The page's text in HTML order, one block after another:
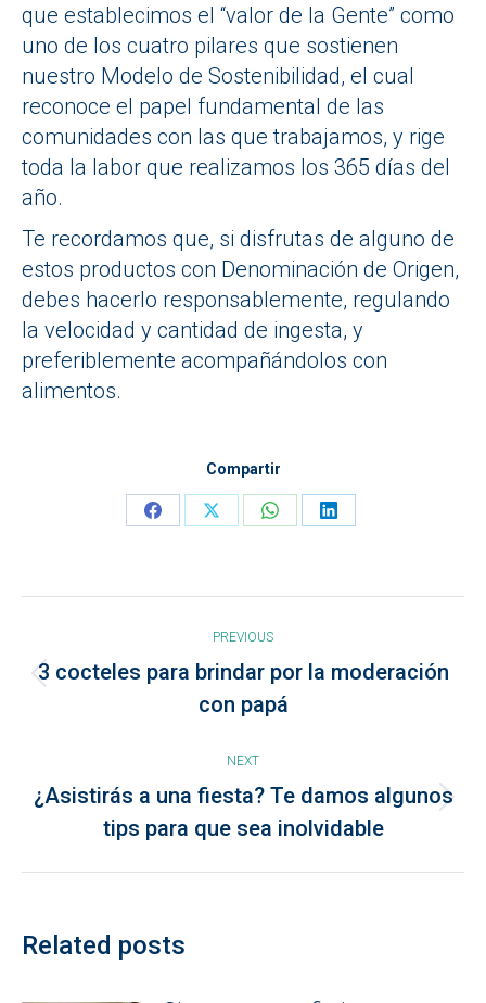
que establecimos el “valor de la Gente” como
uno de los cuatro pilares que sostienen
nuestro Modelo de Sostenibilidad, el cual
reconoce el papel fundamental de las
comunidades con las que trabajamos, y rige
toda la labor que realizamos los 365 días del
año.
Te recordamos que, si disfrutas de alguno de
estos productos con Denominación de Origen,
debes hacerlo responsablemente, regulando
la velocidad y cantidad de ingesta, y
preferiblemente acompañándolos con
alimentos.
Compartir
Share
Share
Share
Share
navigation
PREVIOUS
Previous
post:
3 cocteles para brindar por la moderación
con papá
NEXT
Next
post:
¿Asistirás a una fiesta? Te damos algunos
tips para que sea inolvidable
Related posts